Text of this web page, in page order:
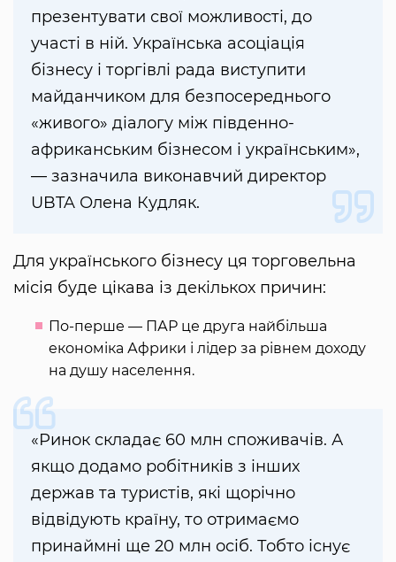
презентувати свої можливості, до
участі в ній. Українська асоціація
бізнесу і торгівлі рада виступити
майданчиком для безпосереднього
«живого» діалогу між південно-
африканським бізнесом і українським»,
— зазначила виконавчий директор
UBTA Олена Кудляк.
Для українського бізнесу ця торговельна
місія буде цікава із декількох причин:
По-перше — ПАР це друга найбільша
економіка Африки і лідер за рівнем доходу
на душу населення.
«Ринок складає 60 млн споживачів. А
якщо додамо робітників з інших
держав та туристів, які щорічно
відвідують країну, то отримаємо
принаймні ще 20 млн осіб. Тобто існує